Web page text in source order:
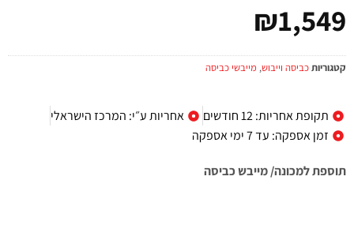
₪1,549
קטגוריותכביסה וייבוש, מייבשי כביסה
תקופת אחריות: 12 חודשים
אחריות ע״י: המרכז הישראלי
זמן אספקה: עד 7 ימי אספקה
תוספת למכונה/ מייבש כביסה